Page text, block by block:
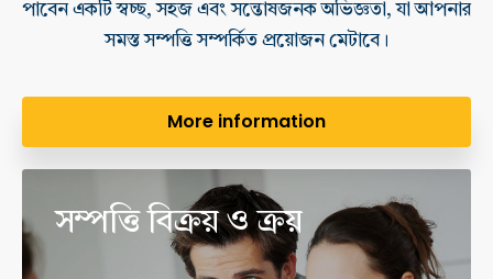
পাবেন একটি স্বচ্ছ, সহজ এবং সন্তোষজনক অভিজ্ঞতা, যা আপনার
সমস্ত সম্পত্তি সম্পর্কিত প্রয়োজন মেটাবে।
More information
সম্পত্তি বিক্রয় ও ক্রয়